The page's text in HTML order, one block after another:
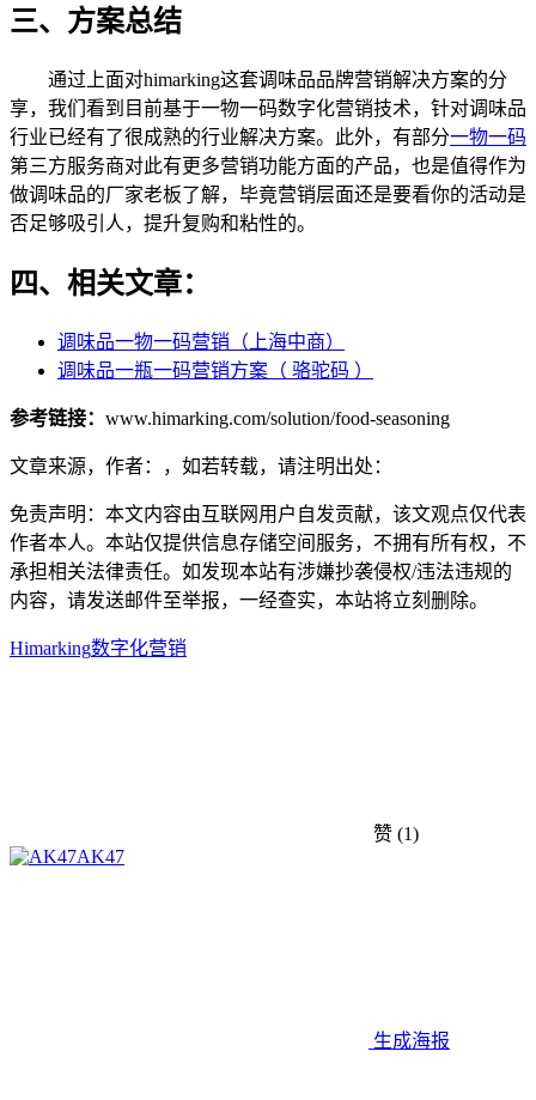
三、方案总结
通过上面对himarking这套调味品品牌营销解决方案的分
享，我们看到目前基于一物一码数字化营销技术，针对调味品
行业已经有了很成熟的行业解决方案。此外，有部分一物一码
第三方服务商对此有更多营销功能方面的产品，也是值得作为
做调味品的厂家老板了解，毕竟营销层面还是要看你的活动是
否足够吸引人，提升复购和粘性的。
四、相关文章：
调味品一物一码营销（上海中商）
调味品一瓶一码营销方案（ 骆驼码 ）
参考链接： www.himarking.com/solution/food-seasoning
文章来源，作者：，如若转载，请注明出处：
免责声明：本文内容由互联网用户自发贡献，该文观点仅代表
作者本人。本站仅提供信息存储空间服务，不拥有所有权，不
承担相关法律责任。如发现本站有涉嫌抄袭侵权/违法违规的
内容，请发送邮件至举报，一经查实，本站将立刻删除。
Himarking数字化营销
赞 (1)
AK47
生成海报